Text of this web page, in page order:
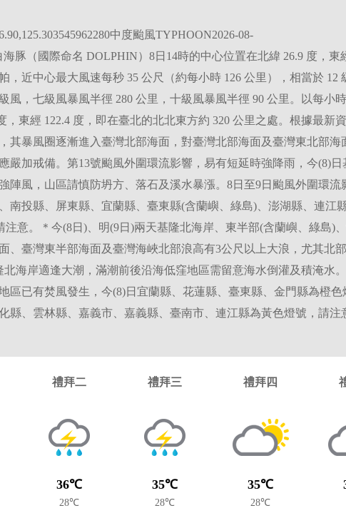
中度颱風TYPHOON2026-08-
海豚（國際命名 DOLPHIN）8日14時的中心位置在北緯 26.9 度，東
，近中心最大風速每秒 35 公尺（約每小時 126 公里），相當於 12
風，七級風暴風半徑 280 公里，十級風暴風半徑 90 公里。以每小時
東經 122.4 度，即在臺北的北北東方約 320 公里之處。根據最新
其暴風圈逐漸進入臺灣北部海面，對臺灣北部海面及臺灣東北部海
嚴加戒備。第13號颱風外圍環流影響，易有短延時強降雨，今(8)日
風，山區請慎防坍方、落石及溪水暴漲。8日至9日颱風外圍環流
南投縣、屏東縣、宜蘭縣、臺東縣(含蘭嶼、綠島)、澎湖縣、連江
意。＊今(8日)、明(9日)兩天基隆北海岸、東半部(含蘭嶼、綠島)
、臺灣東半部海面及臺灣海峽北部浪高有3公尺以上大浪，尤其北
海岸適逢大潮，滿潮前後沿海低窪地區需留意海水倒灌及積淹水。
區已有焚風發生，今(8)日宜蘭縣、花蓮縣、臺東縣、金門縣為橙色
、雲林縣、嘉義市、嘉義縣、臺南市、連江縣為黃色燈號，請注
禮拜二
36℃
28℃
禮拜三
35℃
28℃
禮拜四
35℃
28℃